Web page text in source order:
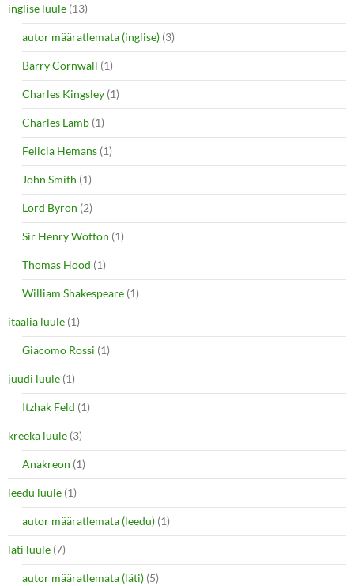
inglise luule (13)
autor määratlemata (inglise) (3)
Barry Cornwall (1)
Charles Kingsley (1)
Charles Lamb (1)
Felicia Hemans (1)
John Smith (1)
Lord Byron (2)
Sir Henry Wotton (1)
Thomas Hood (1)
William Shakespeare (1)
itaalia luule (1)
Giacomo Rossi (1)
juudi luule (1)
Itzhak Feld (1)
kreeka luule (3)
Anakreon (1)
leedu luule (1)
autor määratlemata (leedu) (1)
läti luule (7)
autor määratlemata (läti) (5)